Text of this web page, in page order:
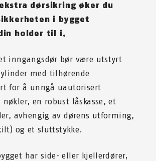
dørsikring øker du
i bygget
holder til i.
inngangsdør bør være utstyrt
med tilhørende
for å unngå uautorisert
nøkler, en robust låskasse, et
avhengig av dørens utforming,
og et sluttstykke.
har side- eller kjellerdører,